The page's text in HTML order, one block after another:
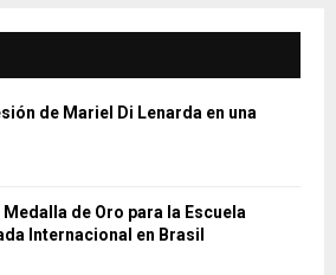
de Mariel Di Lenarda en una
de Oro para la Escuela
Internacional en Brasil